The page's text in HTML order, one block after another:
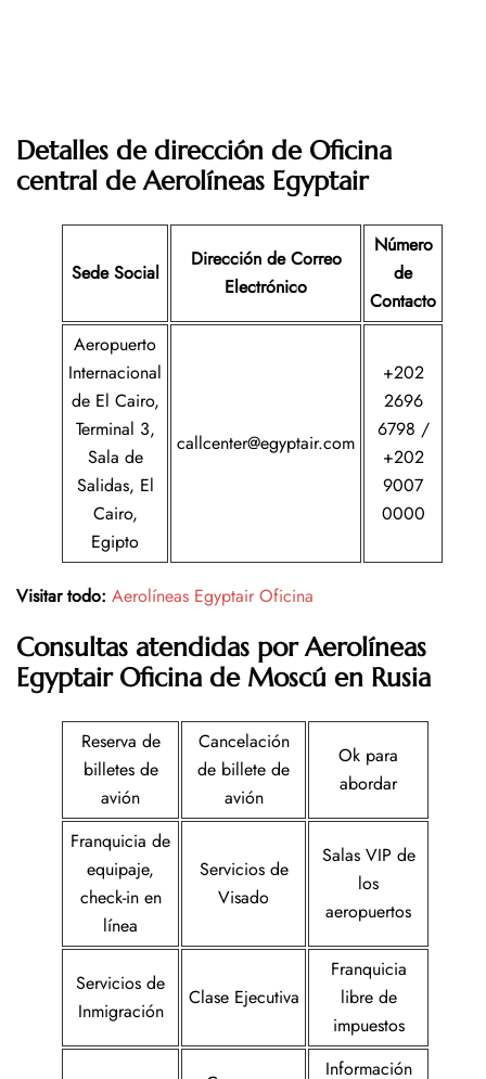
Detalles de dirección de Oficina
central de Aerolíneas Egyptair
Sede Social
Dirección de Correo
Electrónico
Número
de
Contacto
Aeropuerto
Internacional
de El Cairo,
Terminal 3,
Sala de
Salidas, El
Cairo,
Egipto
callcenter@egyptair.com
+202
2696
6798 /
+202
9007
0000
Visitar todo: Aerolíneas Egyptair Oficina
Consultas atendidas por Aerolíneas
Egyptair Oficina de Moscú en Rusia
Reserva de
billetes de
avión
Cancelación
de billete de
avión
Ok para
abordar
Franquicia de
equipaje,
check-in en
línea
Servicios de
Visado
Salas VIP de
los
aeropuertos
Servicios de
Inmigración
Clase Ejecutiva
Franquicia
libre de
impuestos
Información